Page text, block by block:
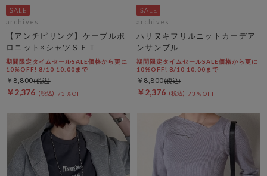
archives
【アンチピリング】ケーブルポ
ロニット×シャツＳＥＴ
期間限定タイムセールSALE価格から更に
10%OFF! 8/10 10:00まで
￥2,376 73％OFF
￥8,800
archives
ハリヌキフリルニットカーデア
ンサンブル
期間限定タイムセールSALE価格から更に
10%OFF! 8/10 10:00まで
￥2,376 73％OFF
￥8,800